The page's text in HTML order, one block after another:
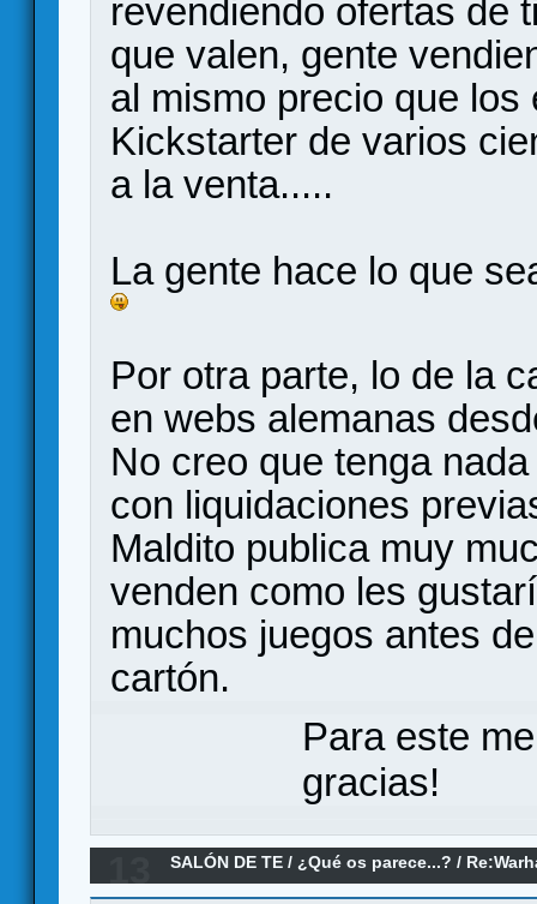
revendiendo ofertas de
que valen, gente
al mismo precio que
Kickstarter de varios
a la venta.....
La gente hace lo que
Por otra parte, lo de la
en webs alemanas
No creo que tenga
con liquidaciones
Maldito publica muy
venden como les
muchos juegos antes
cartón.
Para este
gracias!
SALÓN DE TE /¿Qué os parece...? /
Champions, ¿qué os parece?